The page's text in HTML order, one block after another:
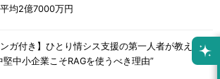
均2億7000万円
ンガ付き】ひとり情シス支援の第一人者が教え
堅中小企業こそRAGを使うべき理由”